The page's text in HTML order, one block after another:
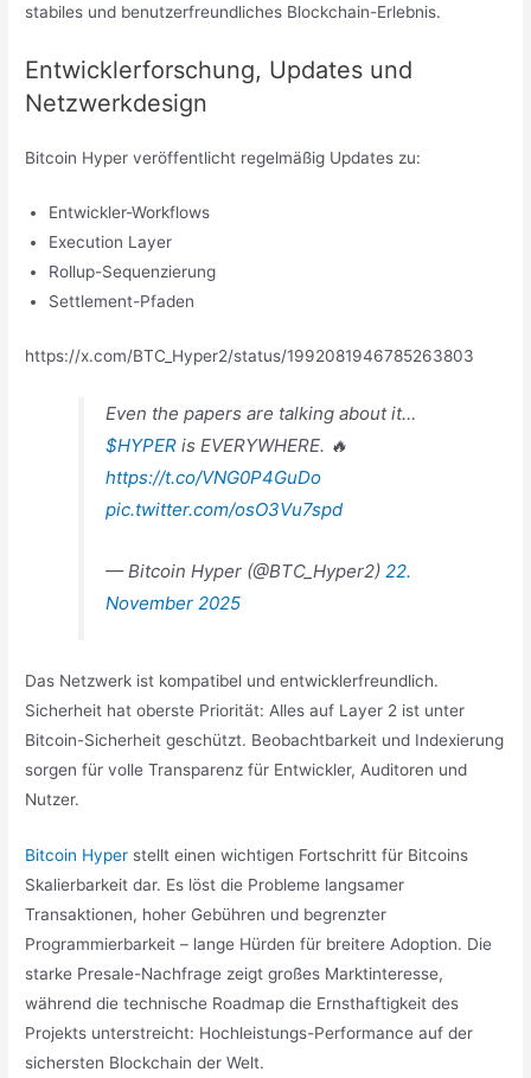
stabiles und benutzerfreundliches Blockchain-Erlebnis.
Entwicklerforschung, Updates und
Netzwerkdesign
Bitcoin Hyper veröffentlicht regelmäßig Updates zu:
Entwickler-Workflows
Execution Layer
Rollup-Sequenzierung
Settlement-Pfaden
https://x.com/BTC_Hyper2/status/1992081946785263803
Even the papers are talking about it…
$HYPER is EVERYWHERE. 🔥
https://t.co/VNG0P4GuDo
pic.twitter.com/osO3Vu7spd
— Bitcoin Hyper (@BTC_Hyper2) 22.
November 2025
Das Netzwerk ist kompatibel und entwicklerfreundlich.
Sicherheit hat oberste Priorität: Alles auf Layer 2 ist unter
Bitcoin-Sicherheit geschützt. Beobachtbarkeit und Indexierung
sorgen für volle Transparenz für Entwickler, Auditoren und
Nutzer.
Bitcoin Hyper stellt einen wichtigen Fortschritt für Bitcoins
Skalierbarkeit dar. Es löst die Probleme langsamer
Transaktionen, hoher Gebühren und begrenzter
Programmierbarkeit – lange Hürden für breitere Adoption. Die
starke Presale-Nachfrage zeigt großes Marktinteresse,
während die technische Roadmap die Ernsthaftigkeit des
Projekts unterstreicht: Hochleistungs-Performance auf der
sichersten Blockchain der Welt.